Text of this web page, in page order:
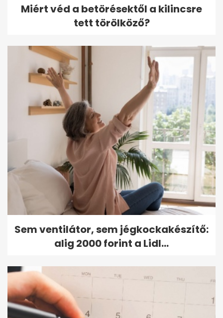
Miért véd a betörésektől a kilincsre
tett törölköző?
Sem ventilátor, sem jégkockakészítő:
alig 2000 forint a Lidl...